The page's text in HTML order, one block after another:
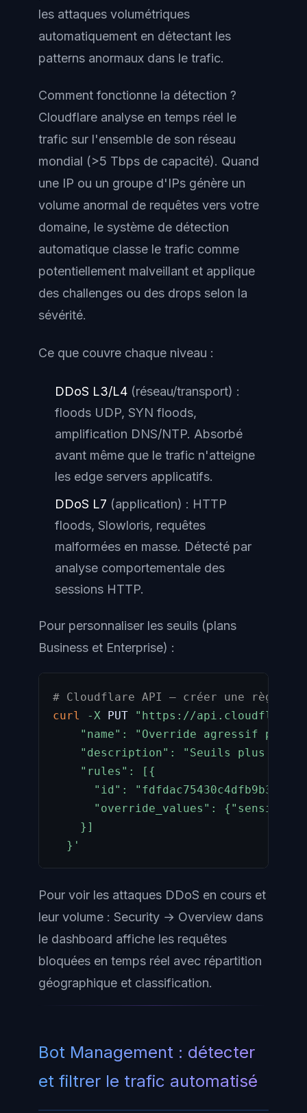
les attaques volumétriques
automatiquement en détectant les
patterns anormaux dans le trafic.
Comment fonctionne la détection ?
Cloudflare analyse en temps réel le
trafic sur l'ensemble de son réseau
mondial (>5 Tbps de capacité). Quand
une IP ou un groupe d'IPs génère un
volume anormal de requêtes vers votre
domaine, le système de détection
automatique classe le trafic comme
potentiellement malveillant et applique
des challenges ou des drops selon la
sévérité.
Ce que couvre chaque niveau :
DDoS L3/L4 (réseau/transport) :
floods UDP, SYN floods,
amplification DNS/NTP. Absorbé
avant même que le trafic n'atteigne
les edge servers applicatifs.
DDoS L7 (application) : HTTP
floods, Slowloris, requêtes
malformées en masse. Détecté par
analyse comportementale des
sessions HTTP.
Pour personnaliser les seuils (plans
Business et Enterprise) :
# Cloudflare API — créer une règle
curl
-X PUT
"https://
"name": "Override agressif pour
"description": "Seuils plus
    "rules": [{
"id":
"override_values":
    }]
  }'
Pour voir les attaques DDoS en cours et
leur volume : Security → Overview dans
le dashboard affiche les requêtes
bloquées en temps réel avec répartition
géographique et classification.
Bot Management : détecter
et filtrer le trafic automatisé